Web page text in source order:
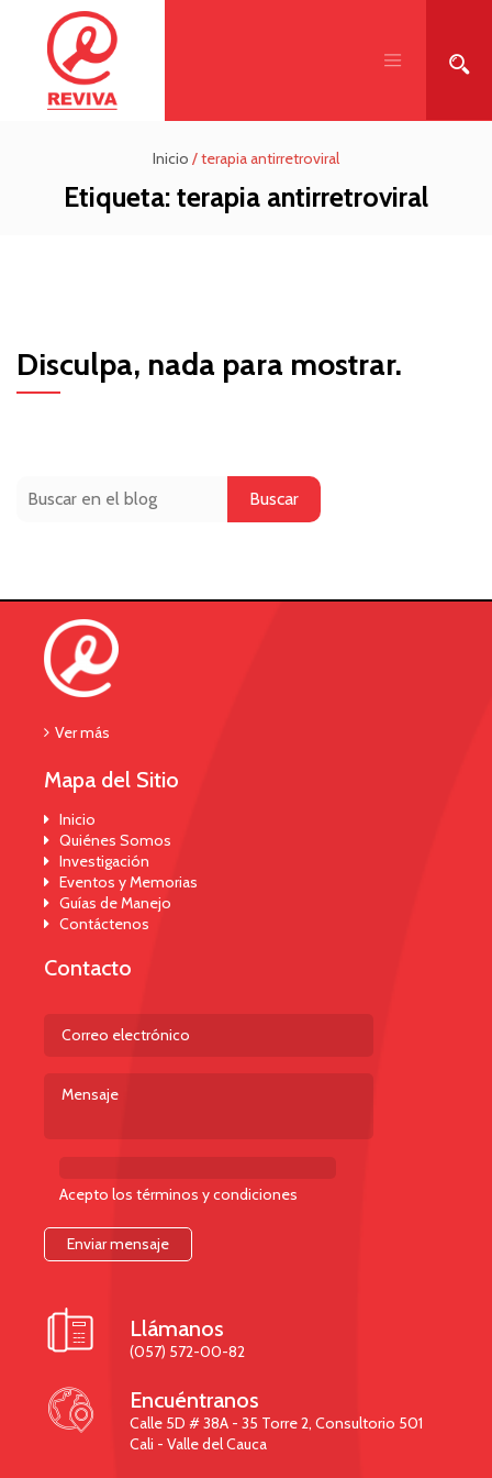
Inicio /terapia antirretroviral
Etiqueta: terapia antirretroviral
Disculpa, nada para mostrar.
Buscar
Ver más
Mapa del Sitio
Inicio
Quiénes Somos
Investigación
Eventos y Memorias
Guías de Manejo
Contáctenos
Contacto
Acepto los términos y condiciones
 Llámanos
(057) 572-00-82
 Encuéntranos
Calle 5D # 38A - 35 Torre 2, Consultorio 501
Cali - Valle del Cauca